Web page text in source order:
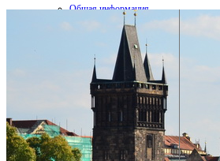
Общая информация
Советы Автотуристу
Правила дор.движения
Карты и путеводители
Интерактивная карта
Карты платных дорог
Карта сайта